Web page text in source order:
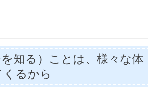
知る）ことは、様々な体
るから